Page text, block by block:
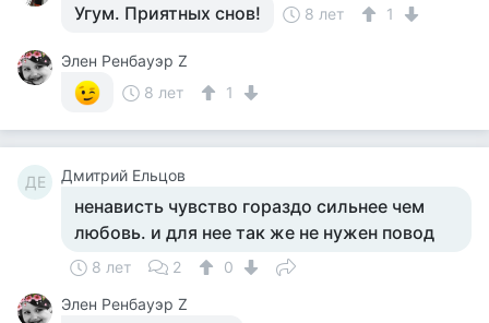
Угум. Приятных снов! 8 лет 1
Элен Ренбауэр Z
8 лет
1
ДЕ Дмитрий Ельцов
ненависть чувство гораздо сильнее чем
любовь. и для нее так же не нужен повод
8 лет 2
0
Элен Ренбауэр Z